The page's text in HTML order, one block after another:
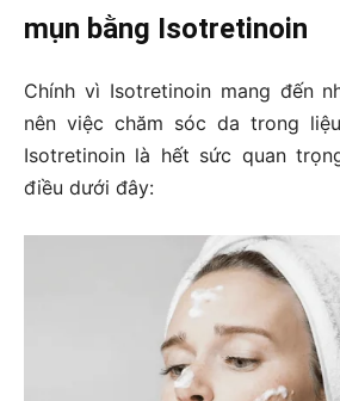
mụn bằng Isotretinoin
Chính vì Isotretinoin mang đến
nên việc chăm sóc da trong
Isotretinoin là hết sức quan
điều dưới đây: